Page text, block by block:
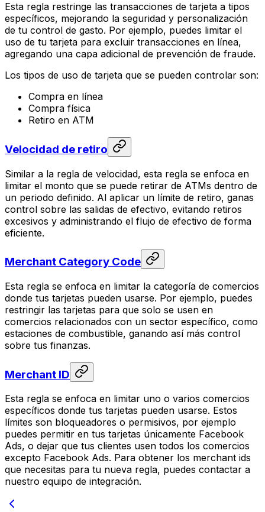
Esta regla restringe las transacciones de tarjeta a tipos
específicos, mejorando la seguridad y personalización
de tu control de gasto. Por ejemplo, puedes limitar el
uso de tu tarjeta para excluir transacciones en línea,
agregando una capa adicional de prevención de fraude.
Los tipos de uso de tarjeta que se pueden controlar son:
Compra en línea
Compra física
Retiro en ATM
Velocidad de retiro
Similar a la regla de velocidad, esta regla se enfoca en
limitar el monto que se puede retirar de ATMs dentro de
un periodo definido. Al aplicar un límite de retiro, ganas
control sobre las salidas de efectivo, evitando retiros
excesivos y administrando el flujo de efectivo de forma
eficiente.
Merchant Category Code
Esta regla se enfoca en limitar la categoría de comercios
donde tus tarjetas pueden usarse. Por ejemplo, puedes
restringir las tarjetas para que solo se usen en
comercios relacionados con un sector específico, como
estaciones de combustible, ganando así más control
sobre tus finanzas.
Merchant ID
Esta regla se enfoca en limitar uno o varios comercios
específicos donde tus tarjetas pueden usarse. Estos
límites son bloqueadores o permisivos, por ejemplo
puedes permitir en tus tarjetas únicamente Facebook
Ads, o dejar que tus clientes usen todos los comercios
excepto Facebook Ads. Para obtener los merchant ids
que necesitas para tu nueva regla, puedes contactar a
nuestro equipo de integración.